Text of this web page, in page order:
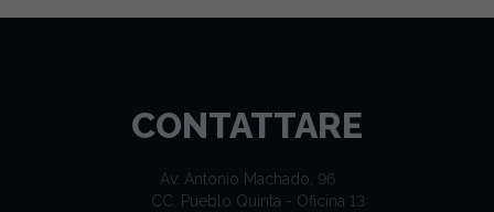
CONTATTARE
Av. Antonio Machado, 96
CC. Pueblo Quinta - Oficina 13